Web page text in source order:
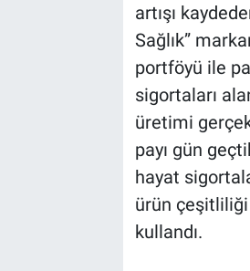
artışı
Sağlık”
portföyü ile
sigortaları
üretimi
payı gün
hayat
ürün çeşitliliği
kullandı.